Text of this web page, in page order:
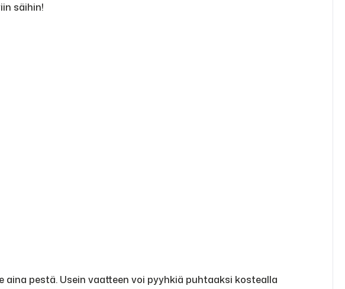
säihin!
pestä. Usein vaatteen voi pyyhkiä puhtaaksi kostealla